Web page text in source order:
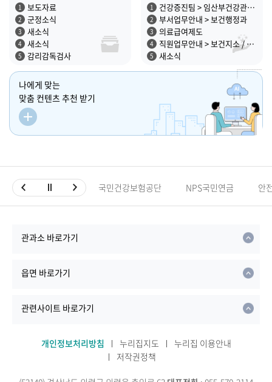
보도자료
군정소식
새소식
새소식
감리감독검사
건강증진팀 > 임산부건강관리 > 찾아가는산부인과
부서업무안내 > 보건행정과
의료급여제도
직원업무안내 > 보건지소 / 보건진료소
새소식
나에게 맞는
맞춤 컨텐츠 추천 받기
국민건강보험공단 NPS국민연금 안
관과소 바로가기
읍면 바로가기
관련사이트 바로가기
개인정보처리방침 누리집지도
누리집 이용안내
저작권정책